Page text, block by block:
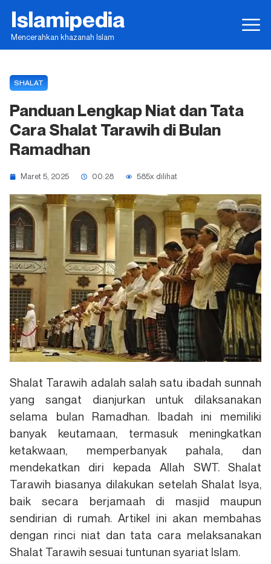
Islamipedia
Mencerahkan khazanah Islam
SHALAT
Panduan Lengkap Niat dan Tata
Cara Shalat Tarawih di Bulan
Ramadhan
Maret 5, 2025 00:28 585x dilihat
Shalat Tarawih adalah salah satu ibadah sunnah
yang sangat dianjurkan untuk dilaksanakan
selama bulan Ramadhan. Ibadah ini memiliki
banyak keutamaan, termasuk meningkatkan
ketakwaan, memperbanyak pahala, dan
mendekatkan diri kepada Allah SWT. Shalat
Tarawih biasanya dilakukan setelah Shalat Isya,
baik secara berjamaah di masjid maupun
sendirian di rumah. Artikel ini akan membahas
dengan rinci niat dan tata cara melaksanakan
Shalat Tarawih sesuai tuntunan syariat Islam.